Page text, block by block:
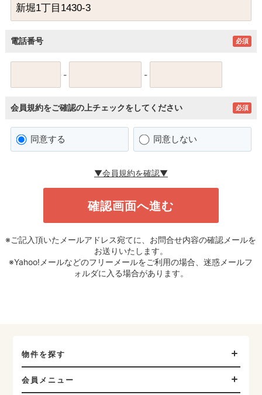
電話番号 必須
- -
会員規約をご確認の上チェックをしてください 必須
同意する 同意しない
▼会員規約を確認▼
※ご記入頂いたメールアドレス宛てに、お問合せ内容の確認メールを
お送りいたします。
※Yahoo!メールなどのフリーメールをご利用の場合、迷惑メールフ
ォルダに入る場合があります。
物件を探す
会員メニュー